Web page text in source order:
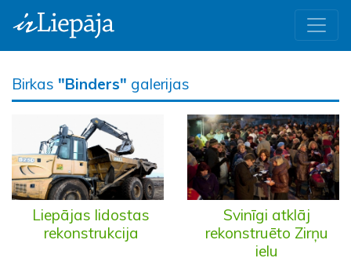
Birkas "Binders" galerijas
Liepājas lidostas
rekonstrukcija
Svinīgi atklāj
rekonstruēto Zirņu
ielu